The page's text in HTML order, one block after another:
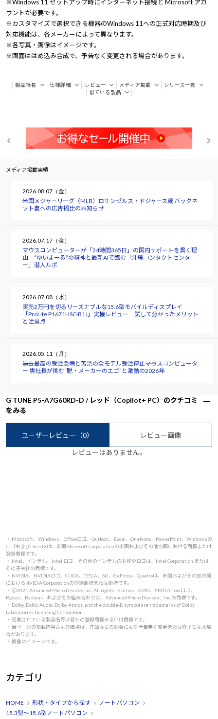
※Windows 11 セットアップ時にインターネット接続と Microsoft アカ
ウントが必要です。
※カスタマイズで選択できる機器のWindows 11への正式対応時期及び
対応機能は、各メーカーによって異なります。
※各写真・画像はイメージです。
※画面ははめ込み合成で、予告なく変更される場合があります。
製品特長 仕様詳細 レビュー メディア掲載
シリーズ一覧
似ている製品
メディア掲載実績
2026.08.07（金）
米国メジャーリーグ（MLB）ロサンゼルス・ドジャース戦 バックネ
ット裏への広告掲出のお知らせ
2026.07.17（金）
マウスコンピューターが「24時間365日」の国内サポートを貫く理
由 “ゆいまーる”の精神と最新AIで臨む「沖縄コンタクトセンタ
ー」潜入ルポ
2026.07.08（水）
実売2万円を切るリーズナブルな15.6型モバイルディスプレイ
「ProLite P1671HSC-B1J」実機レビュー 試して分かったメリット
と注意点
2026.05.11（月）
過去最高の受注急増と苦渋の全モデル受注停止――マウスコンピュータ
ー 軣社長が挑む“脱・メーカーのエゴ”と激動の2026年
G TUNE P5-A7G60RD-D / レッド（Copilot+ PC）のクチコミ
をみる
ユーザーレビュー （0） レビュー画像
レビューはありません。
・ Microsoft、Windows、Officeロゴ、Outlook、Excel、OneNote、PowerPoint、Windowsの
ロゴおよびDirectXは、米国Microsoft Corporationの米国およびその他の国における商標または
登録商標です。
・ Intel、インテル、Intel ロゴ、その他のインテルの名称やロゴは、Intel Corporation または
その子会社の商標です。
・ NVIDIA、NVIDIAロゴ、CUDA、TESLA、SLI、GeForce、Quadroは、米国およびその他の国
におけるNVIDIA Corporationの登録商標または商標です。
・ 🄫2021 Advanced Micro Devices, Inc. All rights reserved. AMD、AMD Arrowロゴ、
Ryzen、Radeon、およびその組み合わせは、Advanced Micro Devices、Inc.の商標です。
・ Dolby, Dolby Audio, Dolby Atmos, and the double-D symbol are trademarks of Dolby
Laboratories Licensing Corporation.
・ 記載されている製品名等は各社の登録商標あるいは商標です。
・ 当ページの掲載内容および価格は、在庫などの都合により予告無く変更または終了となる場
合があります。
・ 画像はイメージです。
カテゴリ
HOME 形状・タイプから探す
ノートパソコン
15.3型～15.6型ノートパソコン